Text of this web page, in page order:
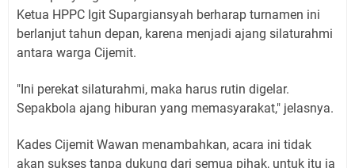
Ketua HPPC Igit Supargiansyah berharap turnamen ini
berlanjut tahun depan, karena menjadi ajang silaturahmi
antara warga Cijemit.
"Ini perekat silaturahmi, maka harus rutin digelar.
Sepakbola ajang hiburan yang memasyarakat," jelasnya.
Kades Cijemit Wawan menambahkan, acara ini tidak
akan sukses tanpa dukung dari semua pihak, untuk itu ia